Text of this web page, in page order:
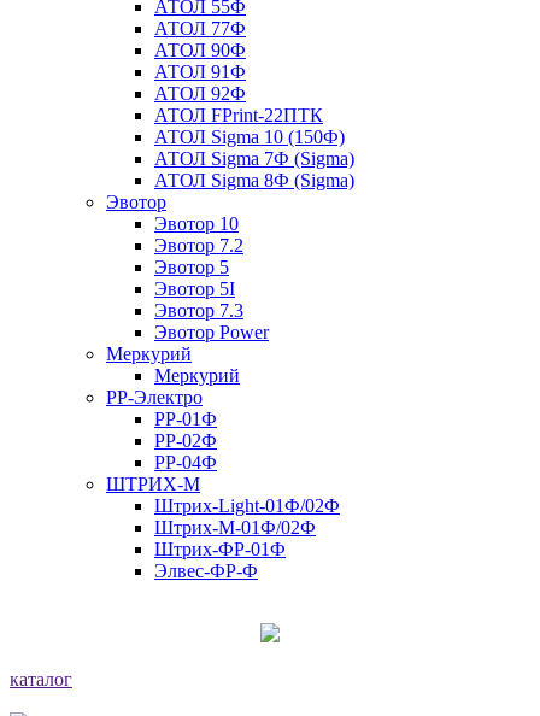
АТОЛ 55Ф
АТОЛ 77Ф
АТОЛ 90Ф
АТОЛ 91Ф
АТОЛ 92Ф
АТОЛ FPrint-22ПТК
АТОЛ Sigma 10 (150Ф)
АТОЛ Sigma 7Ф (Sigma)
АТОЛ Sigma 8Ф (Sigma)
Эвотор
Эвотор 10
Эвотор 7.2
Эвотор 5
Эвотор 5I
Эвотор 7.3
Эвотор Power
Меркурий
Меркурий
РР-Электро
РР-01Ф
РР-02Ф
РР-04Ф
ШТРИХ-М
Штрих-Light-01Ф/02Ф
Штрих-М-01Ф/02Ф
Штрих-ФР-01Ф
Элвес-ФР-Ф
каталог